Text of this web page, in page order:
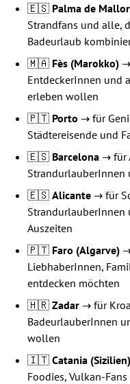
🇪🇸 Palma de
Strandfans und alle,
Badeurlaub
🇲🇦 Fès (Marokko)
EntdeckerInnen und
erleben wollen
🇵🇹 Porto → für
Städtereisende und
🇪🇸 Barcelona → für
StrandurlauberInnen
🇪🇸 Alicante → für
Auszeiten
🇵🇹 Faro (Algarve)
LiebhaberInnen,
entdecken möchten
🇭🇷 Zadar → für
BadeurlauberInnen
wollen
🇮🇹 Catania (Sizilien)
Foodies, Vulkan-